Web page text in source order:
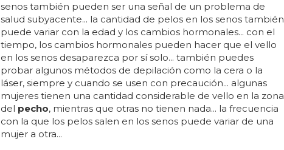
senos también pueden ser una señal de un problema de
salud subyacente... la cantidad de pelos en los senos también
puede variar con la edad y los cambios hormonales... con el
tiempo, los cambios hormonales pueden hacer que el vello
en los senos desaparezca por sí solo... también puedes
probar algunos métodos de depilación como la cera o la
láser, siempre y cuando se usen con precaución... algunas
mujeres tienen una cantidad considerable de vello en la zona
del pecho, mientras que otras no tienen nada... la frecuencia
con la que los pelos salen en los senos puede variar de una
mujer a otra...